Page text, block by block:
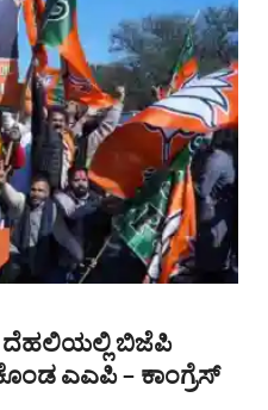
| ದೆಹಲಿಯಲ್ಲಿ ಬಿಜೆಪಿ
ಎಎಪಿ – ಕಾಂಗ್ರೆಸ್